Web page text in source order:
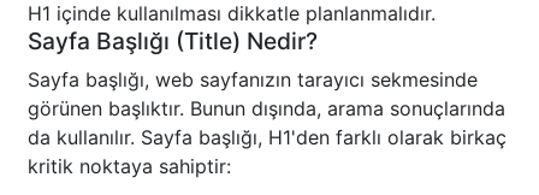
H1 içinde kullanılması dikkatle planlanmalıdır.
Sayfa Başlığı (Title) Nedir?
Sayfa başlığı, web sayfanızın tarayıcı sekmesinde
görünen başlıktır. Bunun dışında, arama sonuçlarında
da kullanılır. Sayfa başlığı, H1'den farklı olarak birkaç
kritik noktaya sahiptir: